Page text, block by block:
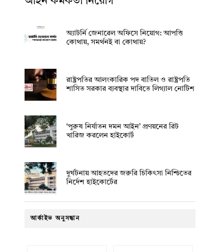
অ্যাটর্নি জেনারেল অফিসে নিয়োগ: আপত্তি
কোথায়, সমর্থনই বা কোথায়?
রাষ্ট্রপতির আলংকারিক পদ বাতিল ও রাষ্ট্রপতি
শাসিত সরকার ব্যবস্থার দাবিতে লিগ্যাল নোটিশ
‘পুরুষ নির্যাতন দমন আইন’ প্রণয়নের রিট
খারিজ করলেন হাইকোর্ট
দুর্ঘটনায় আহতদের জরুরি চিকিৎসা নিশ্চিতের
নির্দেশ হাইকোর্টের
আর্কাইভ অনুসন্ধান